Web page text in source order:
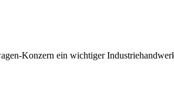
Konzern ein wichtiger